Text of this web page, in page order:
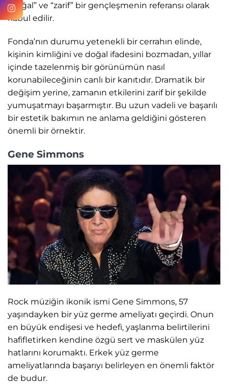
“doğal” ve “zarif” bir gençleşmenin referansı olarak
kabul edilir.
Fonda’nın durumu yetenekli bir cerrahın elinde,
kişinin kimliğini ve doğal ifadesini bozmadan, yıllar
içinde tazelenmiş bir görünümün nasıl
korunabileceğinin canlı bir kanıtıdır. Dramatik bir
değişim yerine, zamanın etkilerini zarif bir şekilde
yumuşatmayı başarmıştır. Bu uzun vadeli ve başarılı
bir estetik bakımın ne anlama geldiğini gösteren
önemli bir örnektir.
Gene Simmons
Rock müziğin ikonik ismi Gene Simmons, 57
yaşındayken bir yüz germe ameliyatı geçirdi. Onun
en büyük endişesi ve hedefi, yaşlanma belirtilerini
hafifletirken kendine özgü sert ve maskülen yüz
hatlarını korumaktı. Erkek yüz germe
ameliyatlarında başarıyı belirleyen en önemli faktör
de budur.